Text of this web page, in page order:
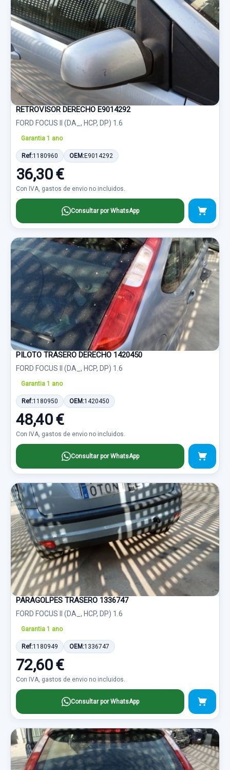
RETROVISOR DERECHO E9014292
FORD FOCUS II (DA_, HCP, DP) 1.6
Garantia 1 ano
Ref:1180960 OEM:E9014292
36,30 €
Con IVA, gastos de envio no incluidos.
Consultar por WhatsApp
PILOTO TRASERO DERECHO 1420450
FORD FOCUS II (DA_, HCP, DP) 1.6
Garantia 1 ano
Ref:1180950 OEM:1420450
48,40 €
Con IVA, gastos de envio no incluidos.
Consultar por WhatsApp
PARAGOLPES TRASERO 1336747
FORD FOCUS II (DA_, HCP, DP) 1.6
Garantia 1 ano
Ref:1180949 OEM:1336747
72,60 €
Con IVA, gastos de envio no incluidos.
Consultar por WhatsApp